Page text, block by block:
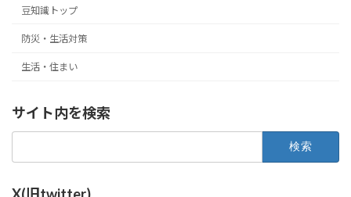
豆知識トップ
防災・生活対策
生活・住まい
サイト内を検索